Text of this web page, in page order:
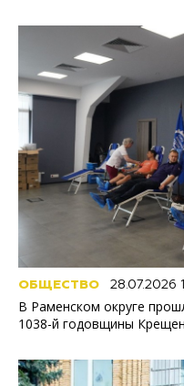
ОБЩЕСТВО 28.07.2026
В Раменском округе
1038-й годовщины